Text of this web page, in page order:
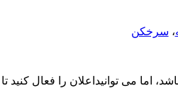
، سرخکن
اما می توانیداعلان را فعال